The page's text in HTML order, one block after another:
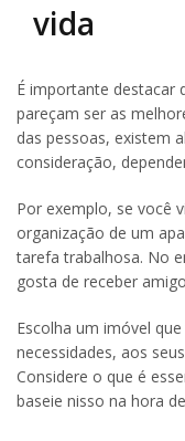
vida
É importante destacar
pareçam ser as
das pessoas, existem
consideração,
Por exemplo, se você
organização de um
tarefa trabalhosa. No
gosta de receber
Escolha um imóvel
necessidades, aos
Considere o que é
baseie nisso na hora